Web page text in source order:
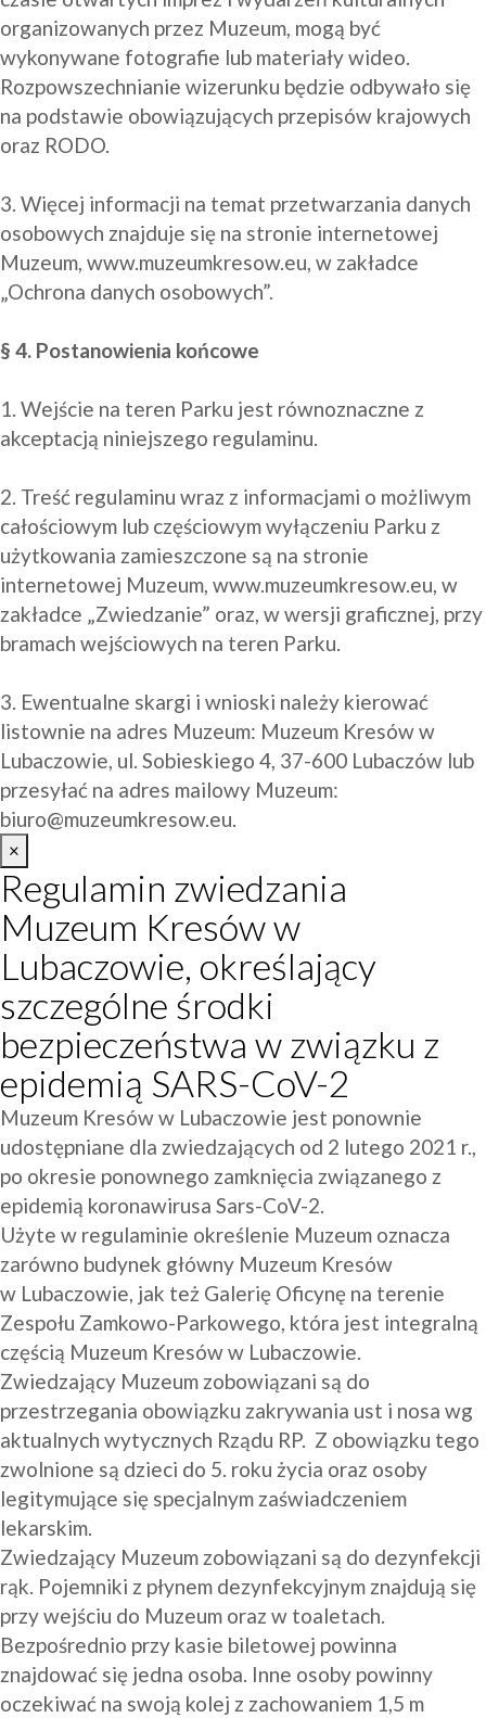
organizowanych przez Muzeum, mogą być
wykonywane fotografie lub materiały wideo.
Rozpowszechnianie wizerunku będzie odbywało się
na podstawie obowiązujących przepisów krajowych
oraz RODO.
3. Więcej informacji na temat przetwarzania danych
osobowych znajduje się na stronie internetowej
Muzeum, www.muzeumkresow.eu, w zakładce
„Ochrona danych osobowych”.
§ 4. Postanowienia końcowe
1. Wejście na teren Parku jest równoznaczne z
akceptacją niniejszego regulaminu.
2. Treść regulaminu wraz z informacjami o możliwym
całościowym lub częściowym wyłączeniu Parku z
użytkowania zamieszczone są na stronie
internetowej Muzeum, www.muzeumkresow.eu, w
zakładce „Zwiedzanie” oraz, w wersji graficznej, przy
bramach wejściowych na teren Parku.
3. Ewentualne skargi i wnioski należy kierować
listownie na adres Muzeum: Muzeum Kresów w
Lubaczowie, ul. Sobieskiego 4, 37-600 Lubaczów lub
biuro@muzeumkresow.eu.
×
Regulamin zwiedzania
Muzeum Kresów w
Lubaczowie, określający
szczególne środki
bezpieczeństwa w związku z
epidemią SARS-CoV-2
Muzeum Kresów w Lubaczowie jest ponownie
udostępniane dla zwiedzających od 2 lutego 2021 r.,
po okresie ponownego zamknięcia związanego z
epidemią koronawirusa Sars-CoV-2.
Użyte w regulaminie określenie Muzeum oznacza
zarówno budynek główny Muzeum Kresów
w Lubaczowie, jak też Galerię Oficynę na terenie
Zespołu Zamkowo-Parkowego, która jest integralną
częścią Muzeum Kresów w Lubaczowie.
Zwiedzający Muzeum zobowiązani są do
przestrzegania obowiązku zakrywania ust i nosa wg
aktualnych wytycznych Rządu RP.  Z obowiązku tego
zwolnione są dzieci do 5. roku życia oraz osoby
legitymujące się specjalnym zaświadczeniem
lekarskim.
Zwiedzający Muzeum zobowiązani są do dezynfekcji
rąk. Pojemniki z płynem dezynfekcyjnym znajdują się
przy wejściu do Muzeum oraz w toaletach.
Bezpośrednio przy kasie biletowej powinna
znajdować się jedna osoba. Inne osoby powinny
oczekiwać na swoją kolej z zachowaniem 1,5 m